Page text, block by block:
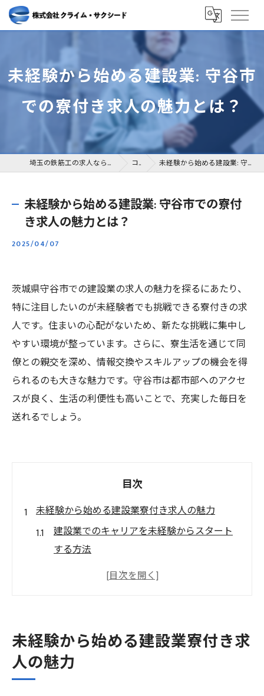
未経験から始める建設業: 守谷市
での寮付き求人の魅力とは？
埼玉の鉄筋工の求人なら株式会社クライム・サクシード コラム 未経験から始める建設業: 守谷市での寮付き求人の魅力とは？
未経験から始める建設業: 守谷市での寮付
き求人の魅力とは？
2025/04/07
茨城県守谷市での建設業の求人の魅力を探るにあたり、
特に注目したいのが未経験者でも挑戦できる寮付きの求
人です。住まいの心配がないため、新たな挑戦に集中し
やすい環境が整っています。さらに、寮生活を通じて同
僚との親交を深め、情報交換やスキルアップの機会を得
られるのも大きな魅力です。守谷市は都市部へのアクセ
スが良く、生活の利便性も高いことで、充実した毎日を
送れるでしょう。
目次
未経験から始める建設業寮付き求人の魅力
建設業でのキャリアを未経験からスタート
する方法
守谷市の寮付き求人で得られるサポートと
寮生活がもたらす仕事への集中力とメリッ
ト
同僚との交流を深める寮での生活アドバイ
未経験から始める建設業寮付き求
人の魅力